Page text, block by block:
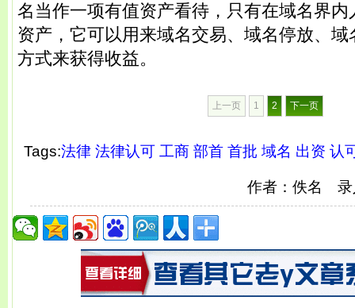
名当作一项有值资产看待，只有在域名界
资产，它可以用来域名交易、域名停放、
方式来获得收益。
上一页 1 2 下一页
Tags:法律 法律认可 工商 部首 首批 域名 出资 认
作者：佚名 录